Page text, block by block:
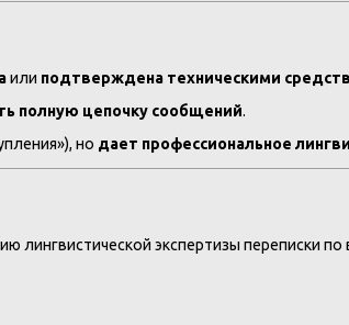
или подтверждена техническими
полную цепочку сообщений.
но дает профессиональное
экспертизы переписки по